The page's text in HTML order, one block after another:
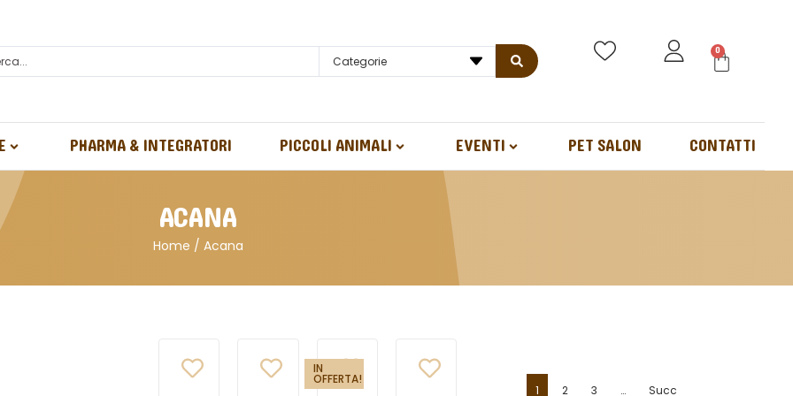
Categorie
0
PHARMA & INTEGRATORI PICCOLI ANIMALI EVENTI PET SALON CONTATTI
ACANA
Home / Acana
IN
OFFERTA!
1 2 3 … Succ